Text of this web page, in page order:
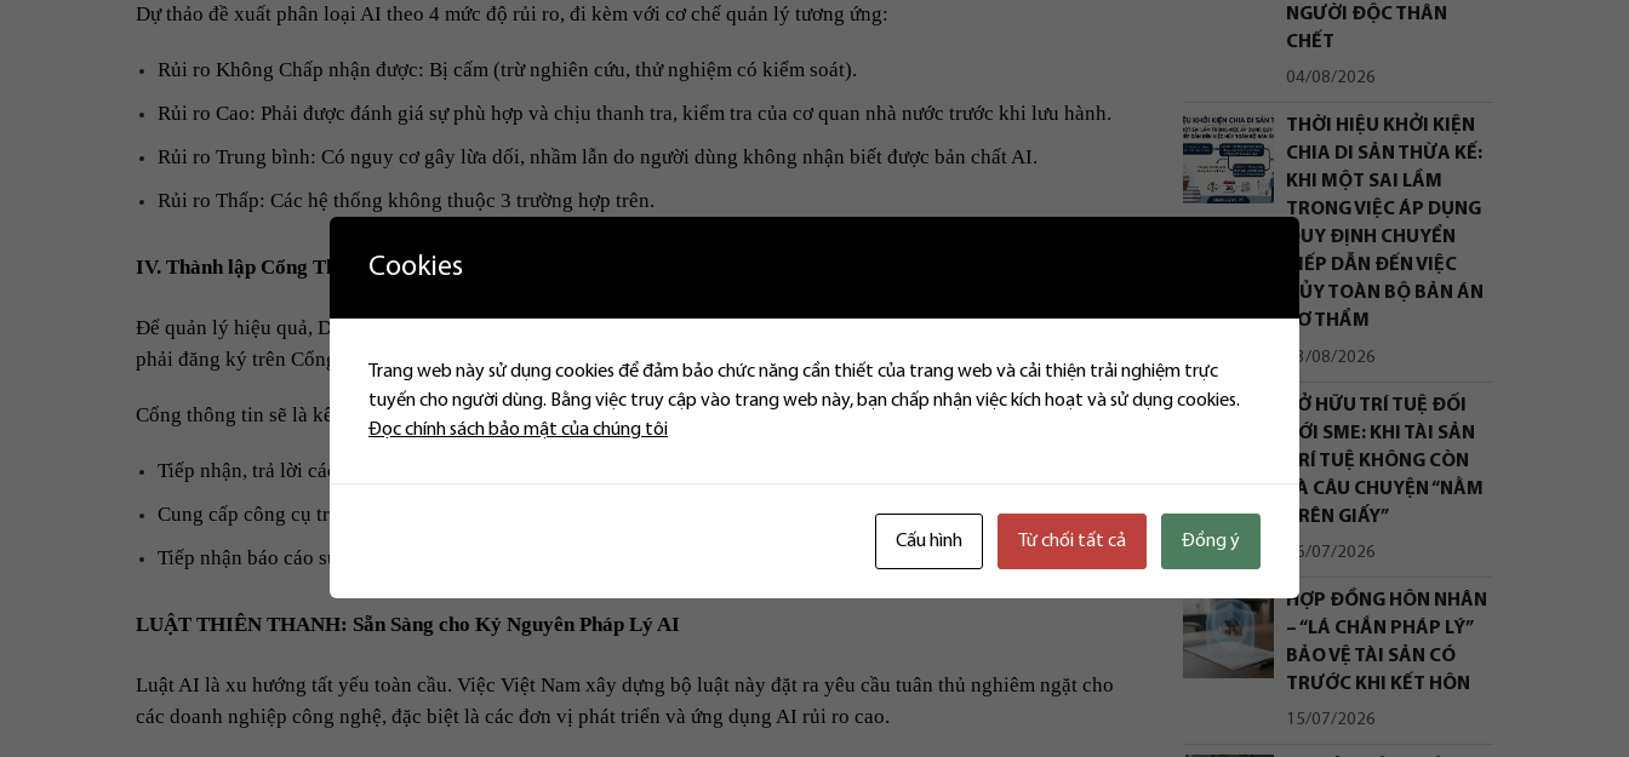
Dự thảo đề xuất phân loại AI theo 4 mức độ rủi ro, đi kèm với cơ chế quản lý tương ứng:
Rủi ro Không Chấp nhận được: Bị cấm (trừ nghiên cứu, thử nghiệm có kiểm soát).
Rủi ro Cao: Phải được đánh giá sự phù hợp và chịu thanh tra, kiểm tra của cơ quan nhà nước trước khi lưu hành.
Rủi ro Trung bình: Có nguy cơ gây lừa dối, nhầm lẫn do người dùng không nhận biết được bản chất AI.
Rủi ro Thấp: Các hệ thống không thuộc 3 trường hợp trên.
IV. Thành lập Cổng Thông tin Điện tử Một cửa về AI
Để quản lý hiệu quả, Dự thảo Luật cũng đề xuất thành lập Cổng thông tin điện tử một cửa về AI. Các AI rủi ro cao
phải đăng ký trên Cổng này trong vòng 30 ngày trước khi lưu hành.
Cổng thông tin sẽ là kênh ưu tiên để:
Tiếp nhận, trả lời các vấn đề liên quan đến phân loại, đăng ký AI.
Cung cấp công cụ tra cứu pháp luật, tiêu chuẩn kỹ thuật.
Tiếp nhận báo cáo sự cố sau khi AI được đưa ra thị trường.
LUẬT THIÊN THANH: Sẵn Sàng cho Kỷ Nguyên Pháp Lý AI
Luật AI là xu hướng tất yếu toàn cầu. Việc Việt Nam xây dựng bộ luật này đặt ra yêu cầu tuân thủ nghiêm ngặt cho
các doanh nghiệp công nghệ, đặc biệt là các đơn vị phát triển và ứng dụng AI rủi ro cao.
NGƯỜI ĐỘC THÂN
CHẾT
04/08/2026
THỜI HIỆU KHỞI KIỆN
CHIA DI SẢN THỪA KẾ:
KHI MỘT SAI LẦM
TRONG VIỆC ÁP DỤNG
QUY ĐỊNH CHUYỂN
TIẾP DẪN ĐẾN VIỆC
HỦY TOÀN BỘ BẢN ÁN
SƠ THẨM
03/08/2026
SỞ HỮU TRÍ TUỆ ĐỐI
VỚI SME: KHI TÀI SẢN
TRÍ TUỆ KHÔNG CÒN
LÀ CÂU CHUYỆN “NẰM
TRÊN GIẤY”
16/07/2026
HỢP ĐỒNG HÔN NHÂN
– “LÁ CHẮN PHÁP LÝ”
BẢO VỆ TÀI SẢN CÓ
TRƯỚC KHI KẾT HÔN
15/07/2026
Cookies
Trang web này sử dụng cookies để đảm bảo chức năng cần thiết của trang web và cải thiện trải nghiệm trực
tuyến cho người dùng. Bằng việc truy cập vào trang web này, bạn chấp nhận việc kích hoạt và sử dụng cookies.
Đọc chính sách bảo mật của chúng tôi
Cấu hình Từ chối tất cả Đồng ý